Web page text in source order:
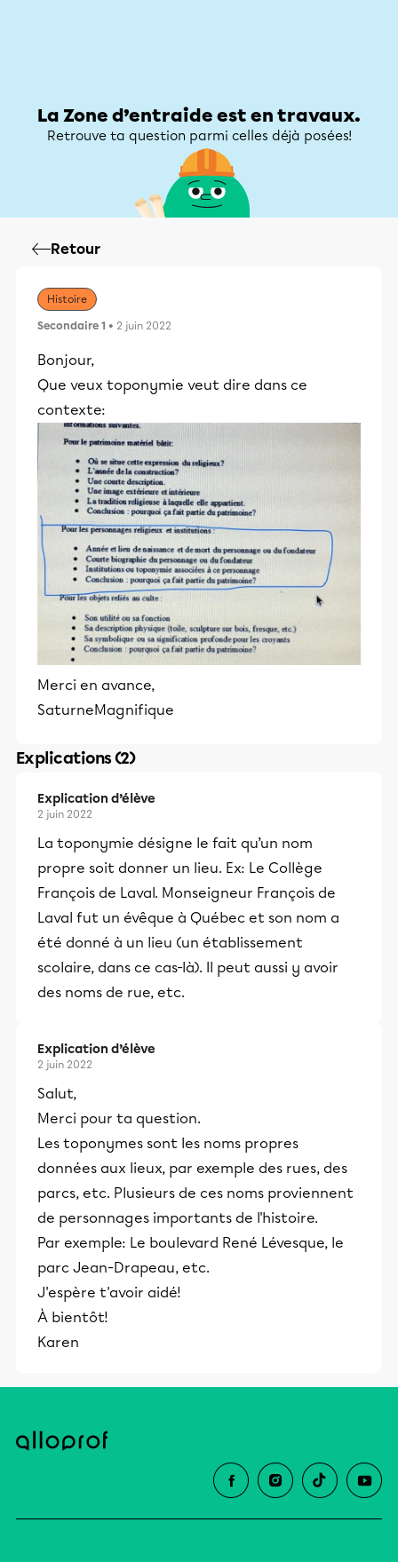
La Zone d’entraide est en travaux.
Retrouve ta question parmi celles déjà posées!
Retour
Histoire
Secondaire 1 • 2 juin 2022
Bonjour,
Que veux toponymie veut dire dans ce
contexte:
Merci en avance,
SaturneMagnifique
Explications (2)
Explication d’élève
2 juin 2022
La toponymie désigne le fait qu’un nom
propre soit donner un lieu. Ex: Le Collège
François de Laval. Monseigneur François de
Laval fut un évêque à Québec et son nom a
été donné à un lieu (un établissement
scolaire, dans ce cas-là). Il peut aussi y avoir
des noms de rue, etc.
Explication d’élève
2 juin 2022
Salut,
Merci pour ta question.
Les toponymes sont les noms propres
données aux lieux, par exemple des rues, des
parcs, etc. Plusieurs de ces noms proviennent
de personnages importants de l'histoire.
Par exemple: Le boulevard René Lévesque, le
parc Jean-Drapeau, etc.
J'espère t'avoir aidé!
À bientôt!
Karen